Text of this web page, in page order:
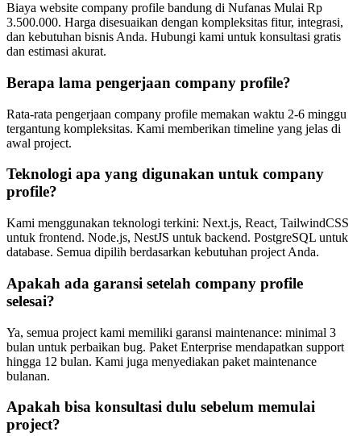
Biaya website company profile bandung di Nufanas Mulai Rp
3.500.000. Harga disesuaikan dengan kompleksitas fitur, integrasi,
dan kebutuhan bisnis Anda. Hubungi kami untuk konsultasi gratis
dan estimasi akurat.
Berapa lama pengerjaan company profile?
Rata-rata pengerjaan company profile memakan waktu 2-6 minggu
tergantung kompleksitas. Kami memberikan timeline yang jelas di
awal project.
Teknologi apa yang digunakan untuk company
profile?
Kami menggunakan teknologi terkini: Next.js, React, TailwindCSS
untuk frontend. Node.js, NestJS untuk backend. PostgreSQL untuk
database. Semua dipilih berdasarkan kebutuhan project Anda.
Apakah ada garansi setelah company profile
selesai?
Ya, semua project kami memiliki garansi maintenance: minimal 3
bulan untuk perbaikan bug. Paket Enterprise mendapatkan support
hingga 12 bulan. Kami juga menyediakan paket maintenance
bulanan.
Apakah bisa konsultasi dulu sebelum memulai
project?